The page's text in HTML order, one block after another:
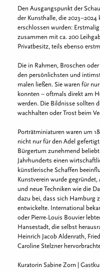
Den Ausgangspunkt der
der Kunsthalle, die
erschlossen wurden:
zusammen mit ca. 200
Privatbesitz, teils ebenso
Die in Rahmen, Broschen
den persönlichsten und
malen ließen. Sie waren für
konnten – oftmals direkt am
werden. Die Bildnisse sollten
wachhalten oder Trost beim
Porträtminiaturen waren um
nicht nur für den Adel
Bürgertum zunehmend
Jahrhunderts einen
künstlerische Schaffen
Kunstverein wurde
und neue Techniken wie die
dazu bei, dass sich Hamburg
entwickelte. International
oder Pierre-Louis Bouvier
Hansestadt, die selbst
Heinrich Jacob Aldenrath,
Caroline Stelzner
Kuratorin Sabine Zorn |